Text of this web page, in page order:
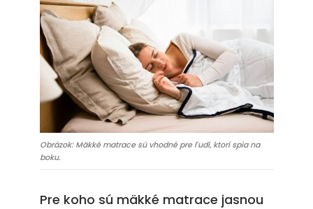
Obrázok: Mäkké matrace sú vhodné pre ľudí, ktorí spia na
boku.
Pre koho sú mäkké matrace jasnou